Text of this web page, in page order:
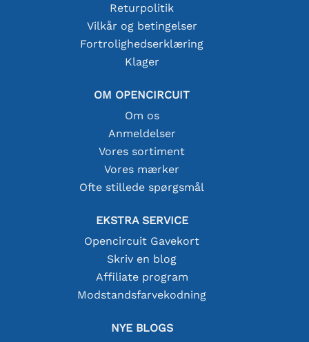
Returpolitik
Vilkår og betingelser
Fortrolighedserklæring
Klager
OM OPENCIRCUIT
Om os
Anmeldelser
Vores sortiment
Vores mærker
Ofte stillede spørgsmål
EKSTRA SERVICE
Opencircuit Gavekort
Skriv en blog
Affiliate program
Modstandsfarvekodning
NYE BLOGS